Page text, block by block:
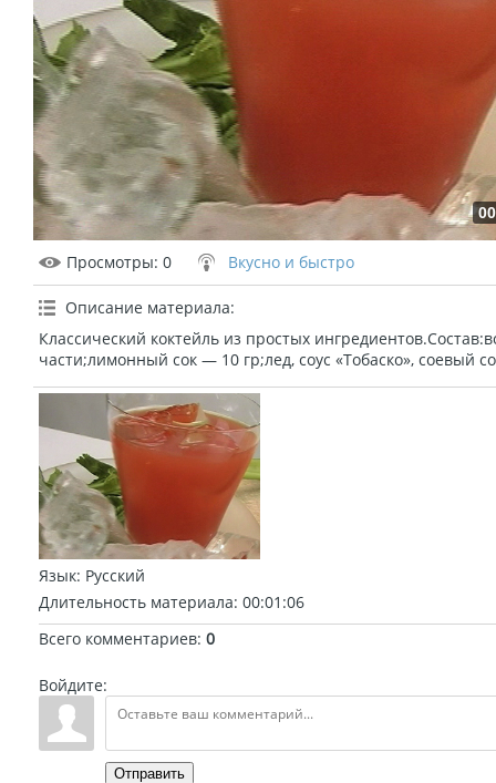
Просмотры: 0 Вкусно и быстро
Описание материала:
Классический коктейль из простых
части;лимонный сок — 10 гр;лед, соус «Тобаско», соевый
Язык: Русский
Длительность материала: 00:01:06
Всего комментариев: 0
Войдите:
Отправить